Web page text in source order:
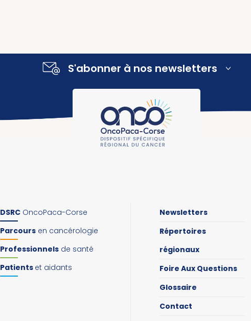
S'abonner à nos newsletters
DSRC OncoPaca-Corse
Parcours en cancérologie
Professionnels de santé
Patients et aidants
Newsletters
Répertoires
régionaux
Foire Aux Questions
Glossaire
Contact